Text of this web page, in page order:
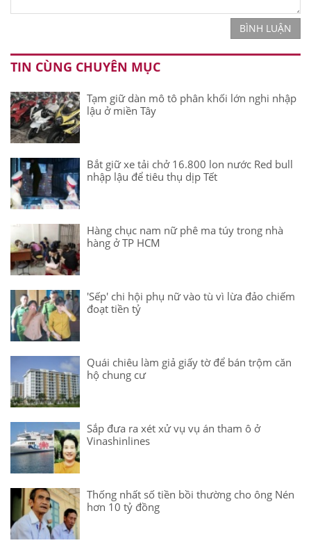
BÌNH LUẬN
TIN CÙNG CHUYÊN MỤC
Tạm giữ dàn mô tô phân khối lớn nghi nhập
lậu ở miền Tây
Bắt giữ xe tải chở 16.800 lon nước Red bull
nhập lậu để tiêu thụ dịp Tết
Hàng chục nam nữ phê ma túy trong nhà
hàng ở TP HCM
'Sếp' chi hội phụ nữ vào tù vì lừa đảo chiếm
đoạt tiền tỷ
Quái chiêu làm giả giấy tờ để bán trộm căn
hộ chung cư
Sắp đưa ra xét xử vụ vụ án tham ô ở
Vinashinlines
Thống nhất số tiền bồi thường cho ông Nén
hơn 10 tỷ đồng